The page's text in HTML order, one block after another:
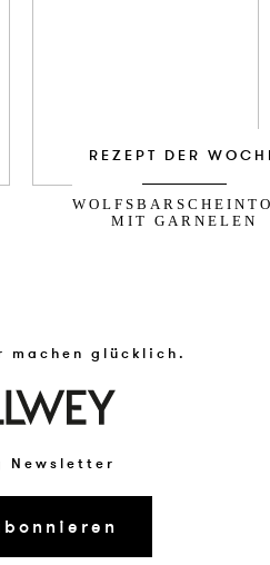
REZEPT DER
MIT GARNELEN
machen glücklich.
Newsletter